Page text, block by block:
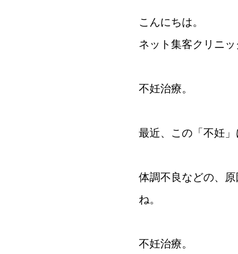
こんにちは。
ネット集客クリニッ
不妊治療。
最近、この「不妊」
体調不良などの、
ね。
不妊治療。